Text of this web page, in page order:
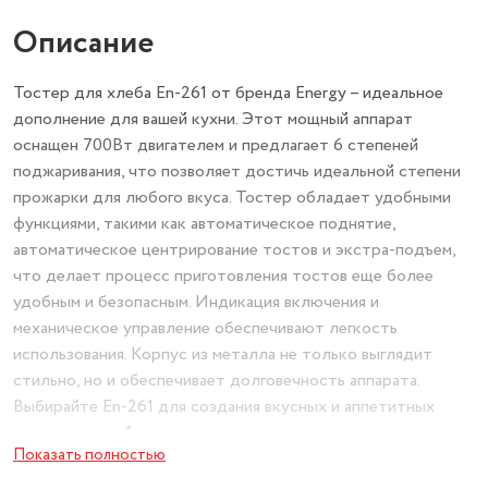
Описание
Тостер для хлеба En-261 от бренда Energy – идеальное
дополнение для вашей кухни. Этот мощный аппарат
оснащен 700Вт двигателем и предлагает 6 степеней
поджаривания, что позволяет достичь идеальной степени
прожарки для любого вкуса. Тостер обладает удобными
функциями, такими как автоматическое поднятие,
автоматическое центрирование тостов и экстра-подъем,
что делает процесс приготовления тостов еще более
удобным и безопасным. Индикация включения и
механическое управление обеспечивают легкость
использования. Корпус из металла не только выглядит
стильно, но и обеспечивает долговечность аппарата.
Выбирайте En-261 для создания вкусных и аппетитных
тостов каждый день.
Показать полностью